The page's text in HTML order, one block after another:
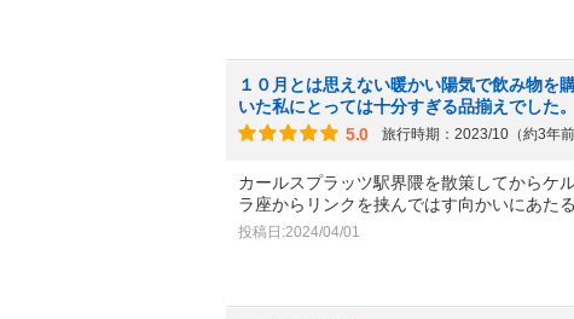
１０月とは思えない暖かい陽気で飲み物を
いた私にとっては十分すぎる品揃えでした。
5.0
旅行時期：2023/10（約3年前
カールスプラッツ駅界隈を散策してからケ
ラ座からリンクを挟んではす向かいにあたる
投稿日:2024/04/01